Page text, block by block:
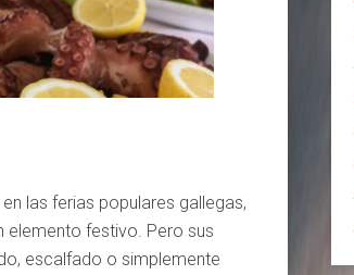
las ferias populares gallegas,
elemento festivo. Pero sus
escalfado o simplemente